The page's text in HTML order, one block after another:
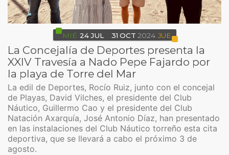
MIÉ 24 JUL 31 OCT 2024 JUE
La Concejalía de Deportes presenta la
XXIV Travesía a Nado Pepe Fajardo por
la playa de Torre del Mar
La edil de Deportes, Rocío Ruiz, junto con el concejal
de Playas, David Vilches, el presidente del Club
Náutico, Guillermo Cao y el presidente del Club
Natación Axarquía, José Antonio Díaz, han presentado
en las instalaciones del Club Náutico torreño esta cita
deportiva, que se llevará a cabo el próximo 3 de
agosto.